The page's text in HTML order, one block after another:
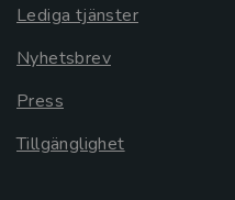
Lediga tjänster
Nyhetsbrev
Press
Tillgänglighet